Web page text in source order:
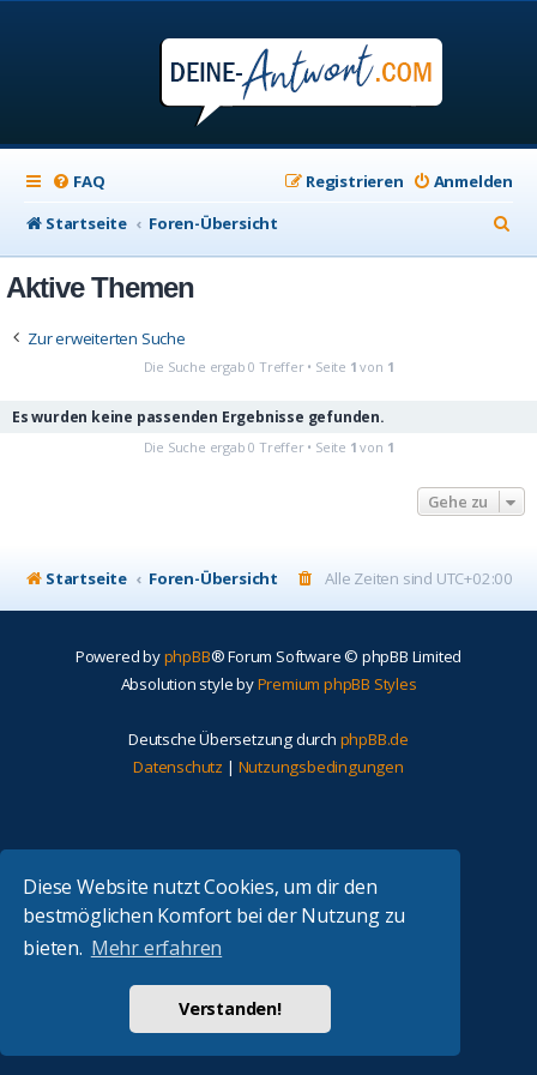
Diese Website nutzt Cookies, um dir den
bestmöglichen Komfort bei der Nutzung zu
bieten. Mehr erfahren
Verstanden!
FAQ Anmelden
Registrieren
Startseite
Foren-Übersicht
u
Aktive Themen
Zur erweiterten Suche
Die Suche ergab 0 Treffer • Seite 1 von 1
Es wurden keine passenden Ergebnisse gefunden.
Die Suche ergab 0 Treffer • Seite 1 von 1
Gehe zu
Startseite Foren-Übersicht Alle Zeiten sind UTC+02:00
Powered byphpBB® Forum Software © phpBB Limited
Absolution style byPremium phpBB Styles
Deutsche Übersetzung durch phpBB.de
Datenschutz | Nutzungsbedingungen